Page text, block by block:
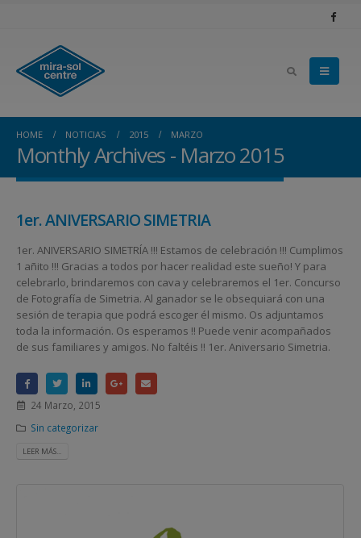
HOME NOTICIAS 2015 MARZO
Monthly Archives - Marzo 2015
1er. ANIVERSARIO SIMETRIA
1er. ANIVERSARIO SIMETRÍA !!! Estamos de celebración !!! Cumplimos
1 añito !!! Gracias a todos por hacer realidad este sueño! Y para
celebrarlo, brindaremos con cava y celebraremos el 1er. Concurso
de Fotografía de Simetria. Al ganador se le obsequiará con una
sesión de terapia que podrá escoger él mismo. Os adjuntamos
toda la información. Os esperamos !! Puede venir acompañados
de sus familiares y amigos. No faltéis !! 1er. Aniversario Simetria.
24 Marzo, 2015
Sin categorizar
LEER MÁS...